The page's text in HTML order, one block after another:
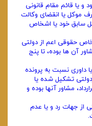
و یا قائم ‌مقام قانونی
موکل یا انقضای وکالت
سابق خود یا اشخاص
حقوقی اعم از دولتی
آن‌ ها بوده، تا پنج
داوری نسبت به پرونده
تشکیل شده یا
مشاور آنها بوده و
از جهات رد و یا عدم